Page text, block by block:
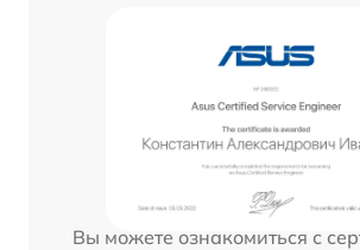
Вы можете ознакомиться с